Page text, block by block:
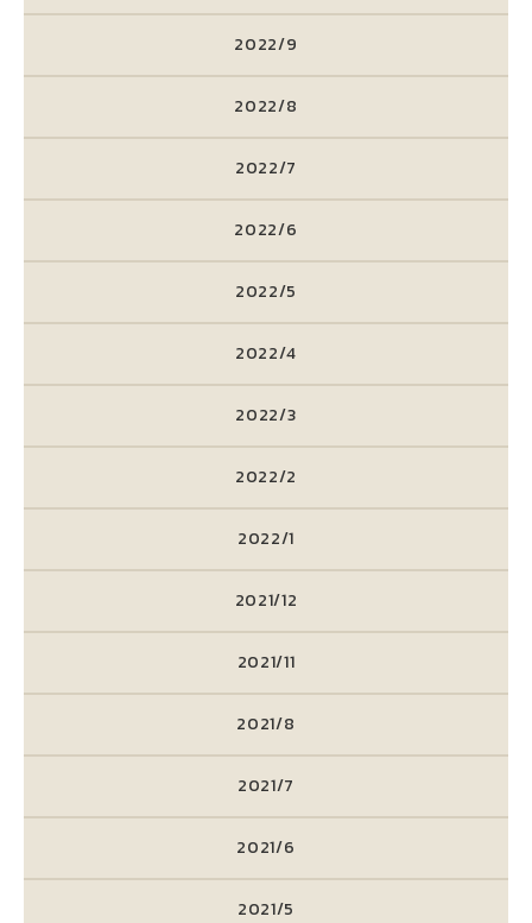
2022/9
2022/8
2022/7
2022/6
2022/5
2022/4
2022/3
2022/2
2022/1
2021/12
2021/11
2021/8
2021/7
2021/6
2021/5